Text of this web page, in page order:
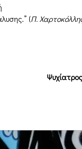
(Π.